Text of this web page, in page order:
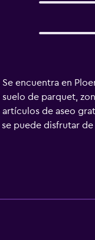
encuentra en
de parquet,
de aseo
puede disfrutar
del jardín. Puerto
de Lorient